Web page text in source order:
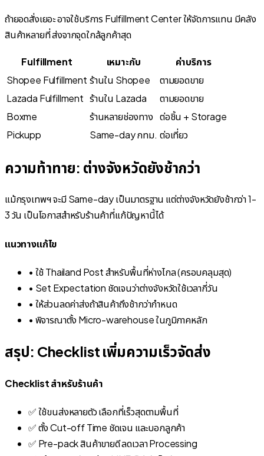
ถ้ายอดสั่งเยอะ อาจใช้บริการ Fulfillment Center ให้จัดการแทน มีคลัง
สินค้าหลายที่ ส่งจากจุดใกล้ลูกค้าสุด
Fulfillment เหมาะกับ
ค่าบริการ
Shopee Fulfillment ร้านใน Shopee
ตามยอดขาย
Lazada Fulfillment ร้านใน Lazada
ตามยอดขาย
Boxme
ร้านหลายช่องทาง ต่อชิ้น + Storage
Pickupp
Same-day กทม. ต่อเที่ยว
ความท้าทาย: ต่างจังหวัดยังช้ากว่า
แม้กรุงเทพฯ จะมี Same-day เป็นมาตรฐาน แต่ต่างจังหวัดยังช้ากว่า 1-
3 วัน เป็นโอกาสสำหรับร้านค้าที่แก้ปัญหานี้ได้
แนวทางแก้ไข
• ใช้ Thailand Post สำหรับพื้นที่ห่างไกล (ครอบคลุมสุด)
• Set Expectation ชัดเจนว่าต่างจังหวัดใช้เวลากี่วัน
• ให้ส่วนลดค่าส่งถ้าสินค้าถึงช้ากว่ากำหนด
• พิจารณาตั้ง Micro-warehouse ในภูมิภาคหลัก
สรุป: Checklist เพิ่มความเร็วจัดส่ง
Checklist สำหรับร้านค้า
✅ ใช้ขนส่งหลายตัว เลือกที่เร็วสุดตามพื้นที่
✅ ตั้ง Cut-off Time ชัดเจน และบอกลูกค้า
✅ Pre-pack สินค้าขายดี ลดเวลา Processing